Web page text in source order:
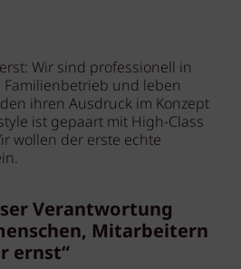
Wir sind professionell in
und leben
ihren Ausdruck im Konzept
ist gepaart mit High-Class
wollen der erste echte
Verantwortung
Mitarbeitern
ernst“